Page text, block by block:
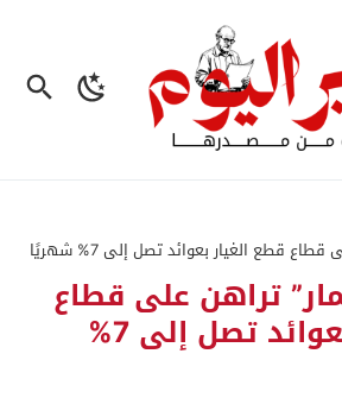
قطع الغيار بعوائد تصل إلى 7% شهريًا
تراهن على قطاع
قطع الغيار بعوائد تصل إلى 7%